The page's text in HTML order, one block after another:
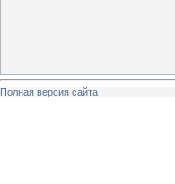
Полная версия сайта